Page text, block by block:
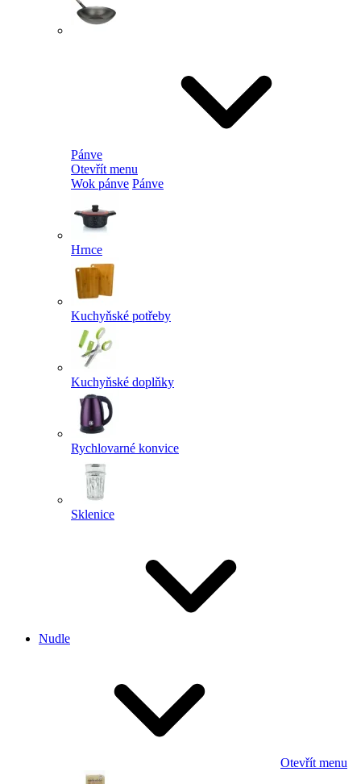
Pánve
Otevřít menu
Wok pánve Pánve
Hrnce
Kuchyňské potřeby
Kuchyňské doplňky
Rychlovarné konvice
Sklenice
Nudle
Otevřít menu